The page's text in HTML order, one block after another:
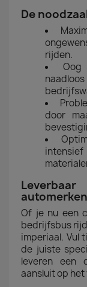
De
rijden.
door
Of je nu een
bedrijfsbus
imperiaal. Vul
de juiste
leveren een
aansluit op